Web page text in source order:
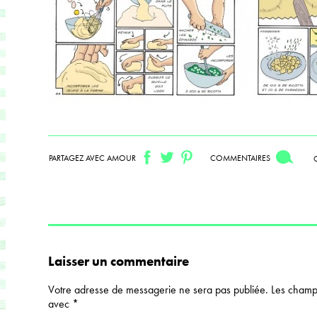
PARTAGEZ AVEC AMOUR COMMENTAIRES
Laisser un commentaire
Votre adresse de messagerie ne sera pas publiée. Les
avec *